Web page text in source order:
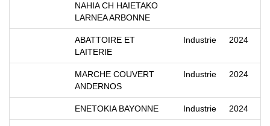
NAHIA CH HAIETAKO
LARNEA ARBONNE
ABATTOIRE ET
LAITERIE
Industrie 2024
MARCHE COUVERT
ANDERNOS
Industrie 2024
ENETOKIA BAYONNE Industrie 2024